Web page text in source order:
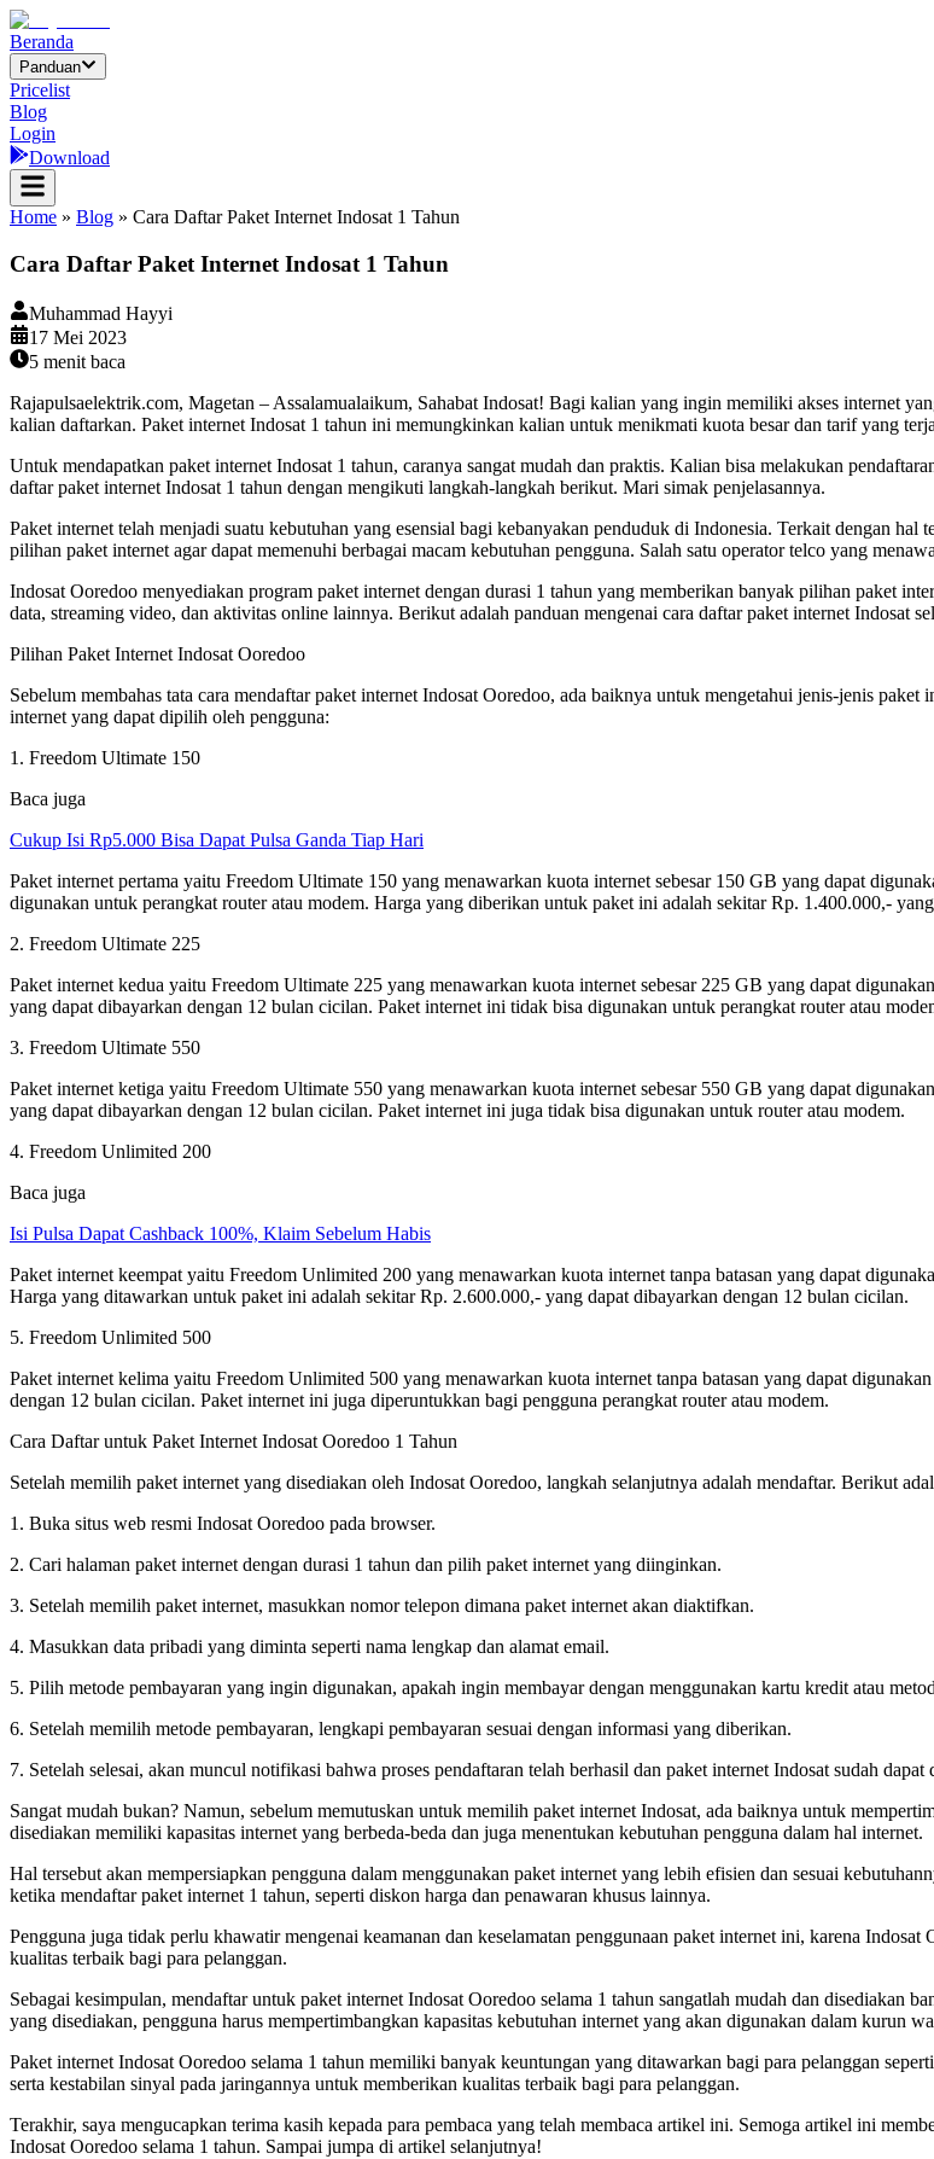
Beranda
Panduan
Pricelist
Blog
Login
Download
Home » Blog » Cara Daftar Paket Internet Indosat 1 Tahun
Cara Daftar Paket Internet Indosat 1 Tahun
Muhammad Hayyi
17 Mei 2023
5 menit baca
Rajapulsaelektrik.com, Magetan – Assalamualaikum, Sahabat Indosat! Bagi kalian yang ingin memiliki akses internet
kalian daftarkan. Paket internet Indosat 1 tahun ini memungkinkan kalian untuk menikmati kuota besar dan tarif yang
Untuk mendapatkan paket internet Indosat 1 tahun, caranya sangat mudah dan praktis. Kalian bisa melakukan
daftar paket internet Indosat 1 tahun dengan mengikuti langkah-langkah berikut. Mari simak penjelasannya.
Paket internet telah menjadi suatu kebutuhan yang esensial bagi kebanyakan penduduk di Indonesia. Terkait dengan hal
pilihan paket internet agar dapat memenuhi berbagai macam kebutuhan pengguna. Salah satu operator telco yang
Indosat Ooredoo menyediakan program paket internet dengan durasi 1 tahun yang memberikan banyak pilihan paket
data, streaming video, dan aktivitas online lainnya. Berikut adalah panduan mengenai cara daftar paket internet Indosat
Pilihan Paket Internet Indosat Ooredoo
Sebelum membahas tata cara mendaftar paket internet Indosat Ooredoo, ada baiknya untuk mengetahui jenis-jenis
internet yang dapat dipilih oleh pengguna:
1. Freedom Ultimate 150
Baca juga
Cukup Isi Rp5.000 Bisa Dapat Pulsa Ganda Tiap Hari
Paket internet pertama yaitu Freedom Ultimate 150 yang menawarkan kuota internet sebesar 150 GB yang dapat
digunakan untuk perangkat router atau modem. Harga yang diberikan untuk paket ini adalah sekitar Rp. 1.400.000,-
2. Freedom Ultimate 225
Paket internet kedua yaitu Freedom Ultimate 225 yang menawarkan kuota internet sebesar 225 GB yang dapat
yang dapat dibayarkan dengan 12 bulan cicilan. Paket internet ini tidak bisa digunakan untuk perangkat router atau
3. Freedom Ultimate 550
Paket internet ketiga yaitu Freedom Ultimate 550 yang menawarkan kuota internet sebesar 550 GB yang dapat
yang dapat dibayarkan dengan 12 bulan cicilan. Paket internet ini juga tidak bisa digunakan untuk router atau modem.
4. Freedom Unlimited 200
Baca juga
Isi Pulsa Dapat Cashback 100%, Klaim Sebelum Habis
Paket internet keempat yaitu Freedom Unlimited 200 yang menawarkan kuota internet tanpa batasan yang dapat
Harga yang ditawarkan untuk paket ini adalah sekitar Rp. 2.600.000,- yang dapat dibayarkan dengan 12 bulan cicilan.
5. Freedom Unlimited 500
Paket internet kelima yaitu Freedom Unlimited 500 yang menawarkan kuota internet tanpa batasan yang dapat
dengan 12 bulan cicilan. Paket internet ini juga diperuntukkan bagi pengguna perangkat router atau modem.
Cara Daftar untuk Paket Internet Indosat Ooredoo 1 Tahun
Setelah memilih paket internet yang disediakan oleh Indosat Ooredoo, langkah selanjutnya adalah mendaftar. Berikut
1. Buka situs web resmi Indosat Ooredoo pada browser.
2. Cari halaman paket internet dengan durasi 1 tahun dan pilih paket internet yang diinginkan.
3. Setelah memilih paket internet, masukkan nomor telepon dimana paket internet akan diaktifkan.
4. Masukkan data pribadi yang diminta seperti nama lengkap dan alamat email.
5. Pilih metode pembayaran yang ingin digunakan, apakah ingin membayar dengan menggunakan kartu kredit atau
6. Setelah memilih metode pembayaran, lengkapi pembayaran sesuai dengan informasi yang diberikan.
7. Setelah selesai, akan muncul notifikasi bahwa proses pendaftaran telah berhasil dan paket internet Indosat sudah dapat
Sangat mudah bukan? Namun, sebelum memutuskan untuk memilih paket internet Indosat, ada baiknya untuk
disediakan memiliki kapasitas internet yang berbeda-beda dan juga menentukan kebutuhan pengguna dalam hal internet.
Hal tersebut akan mempersiapkan pengguna dalam menggunakan paket internet yang lebih efisien dan sesuai
ketika mendaftar paket internet 1 tahun, seperti diskon harga dan penawaran khusus lainnya.
Pengguna juga tidak perlu khawatir mengenai keamanan dan keselamatan penggunaan paket internet ini, karena
kualitas terbaik bagi para pelanggan.
Sebagai kesimpulan, mendaftar untuk paket internet Indosat Ooredoo selama 1 tahun sangatlah mudah dan disediakan
yang disediakan, pengguna harus mempertimbangkan kapasitas kebutuhan internet yang akan digunakan dalam kurun
Paket internet Indosat Ooredoo selama 1 tahun memiliki banyak keuntungan yang ditawarkan bagi para pelanggan
serta kestabilan sinyal pada jaringannya untuk memberikan kualitas terbaik bagi para pelanggan.
Terakhir, saya mengucapkan terima kasih kepada para pembaca yang telah membaca artikel ini. Semoga artikel ini
Indosat Ooredoo selama 1 tahun. Sampai jumpa di artikel selanjutnya!